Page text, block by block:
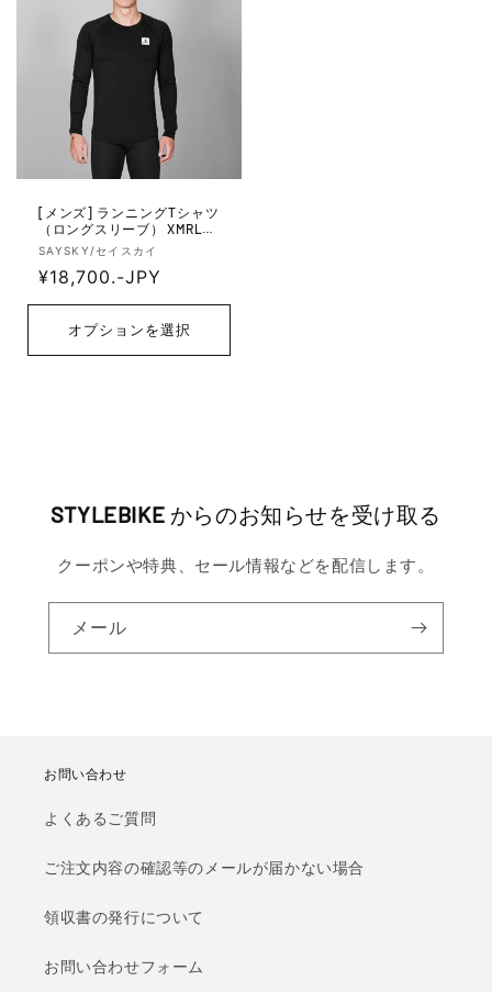
[メンズ] ランニングTシャツ
（ロングスリーブ） XMRLS4
0c901 Merino Base 165 Long
Sleeve - Black
販
売
元:
SAYSKY/セイスカイ
通
常
格
¥18,700.-JPY
オプションを選択
STYLEBIKE からのお知らせを受け取る
クーポンや特典、セール情報などを配信します。
メール
お問い合わせ
よくあるご質問
ご注文内容の確認等のメールが届かない場合
領収書の発行について
お問い合わせフォーム